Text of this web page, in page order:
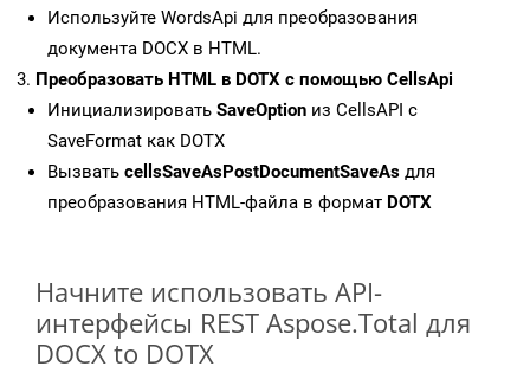
Используйте WordsApi для преобразования
документа DOCX в HTML.
Преобразовать HTML в DOTX с помощью CellsApi
Инициализировать SaveOption из CellsAPI с
SaveFormat как DOTX
Вызвать cellsSaveAsPostDocumentSaveAs для
преобразования HTML-файла в формат DOTX
Начните использовать API-
интерфейсы REST Aspose.Total для
DOCX to DOTX